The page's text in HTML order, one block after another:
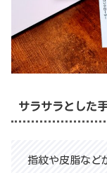
サラサラとした
指紋や皮脂など